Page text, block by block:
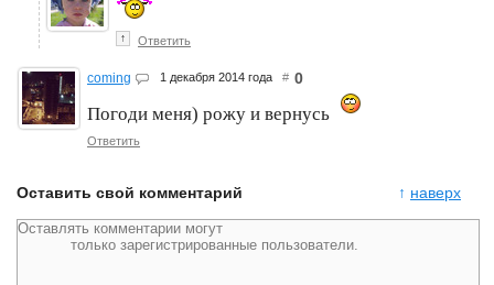
↑ Ответить
coming 1 декабря 2014 года # 0
Погоди меня) рожу и вернусь
Ответить
↑ наверх
Оставить свой комментарий